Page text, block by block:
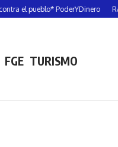
PoderYDinero RAMÓN
FGE TURISMO